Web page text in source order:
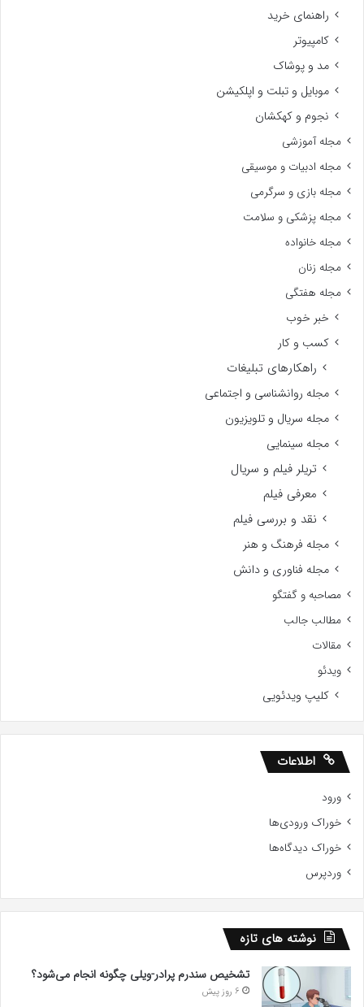
راهنمای خرید
کامپیوتر
مد و پوشاک
موبایل و تبلت و اپلکیشن
نجوم و کهکشان
مجله آموزشی
مجله ادبیات و موسیقی
مجله بازی و سرگرمی
مجله پزشکی و سلامت
مجله خانواده
مجله زنان
مجله هفتگی
خبر خوب
کسب و کار
راهکارهای تبلیغات
مجله روانشناسی و اجتماعی
مجله سریال و تلویزیون
مجله سینمایی
تریلر فیلم و سریال
معرفی فیلم
نقد و بررسی فیلم
مجله فرهنگ و هنر
مجله فناوری و دانش
مصاحبه و گفتگو
مطالب جالب
مقالات
ویدئو
کلیپ ویدئویی
اطلاعات
ورود
خوراک ورودی‌ها
خوراک دیدگاه‌ها
وردپرس
نوشته های تازه
تشخیص سندرم پرادر-ویلی چگونه انجام می‌شود؟
6 روز پیش